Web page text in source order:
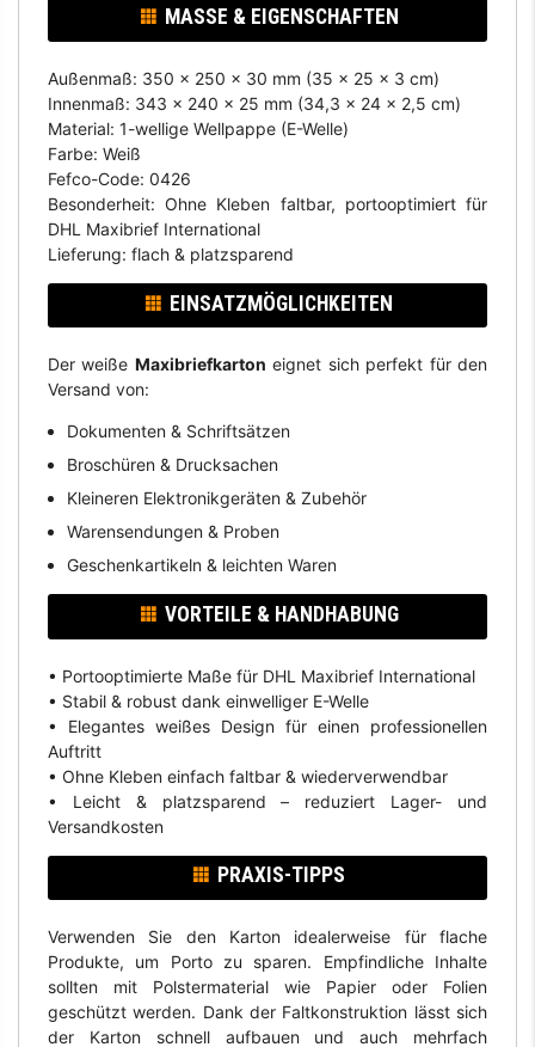
MASSE & EIGENSCHAFTEN
Außenmaß: 350 x 250 x 30 mm (35 x 25 x 3 cm)
Innenmaß: 343 x 240 x 25 mm (34,3 x 24 x 2,5 cm)
Material: 1-wellige Wellpappe (E-Welle)
Farbe: Weiß
Fefco-Code: 0426
Besonderheit: Ohne Kleben faltbar, portooptimiert für
DHL Maxibrief International
Lieferung: flach & platzsparend
EINSATZMÖGLICHKEITEN
Der weiße Maxibriefkarton eignet sich perfekt für den
Versand von:
Dokumenten & Schriftsätzen
Broschüren & Drucksachen
Kleineren Elektronikgeräten & Zubehör
Warensendungen & Proben
Geschenkartikeln & leichten Waren
VORTEILE & HANDHABUNG
• Portooptimierte Maße für DHL Maxibrief International
• Stabil & robust dank einwelliger E-Welle
• Elegantes weißes Design für einen professionellen
Auftritt
• Ohne Kleben einfach faltbar & wiederverwendbar
• Leicht & platzsparend – reduziert Lager- und
Versandkosten
PRAXIS-TIPPS
Verwenden Sie den Karton idealerweise für flache
Produkte, um Porto zu sparen. Empfindliche Inhalte
sollten mit Polstermaterial wie Papier oder Folien
geschützt werden. Dank der Faltkonstruktion lässt sich
der Karton schnell aufbauen und auch mehrfach